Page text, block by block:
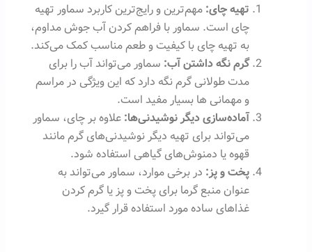
تهیه چای: مهم‌ترین و رایج‌ترین کاربرد سماور تهیه
چای است. سماور با فراهم کردن آب جوش مداوم،
به تهیه چای با کیفیت و طعم مناسب کمک می‌کند.
گرم نگه داشتن آب: سماور می‌تواند آب را برای
مدت طولانی گرم نگه دارد که این ویژگی در مراسم
و مهمانی ها بسیار مفید است.
آماده‌سازی دیگر نوشیدنی‌ها: علاوه بر چای، سماور
می‌تواند برای تهیه دیگر نوشیدنی‌های گرم مانند
قهوه یا دمنوش‌های گیاهی استفاده شود.
پخت و پز: در برخی موارد، سماور می‌تواند به
عنوان منبع گرما برای پخت و پز یا گرم کردن
غذاهای ساده مورد استفاده قرار گیرد.